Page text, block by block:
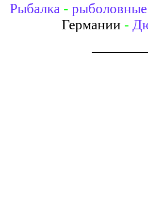
Рыбалка - рыболовные
Германии -